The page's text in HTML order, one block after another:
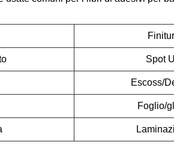
Spot
Escoss/
Foglio/